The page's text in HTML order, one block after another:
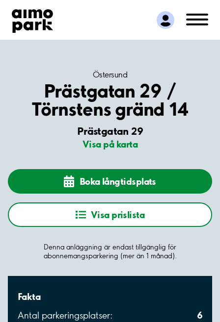
Hitta parkering
Samarbete
Kundservice
Östersund
Prästgatan 29 /
Törnstens gränd 14
Prästgatan 29
Visa på karta
Boka långtidsplats
Visa prislista
Denna anläggning är endast tillgänglig för
abonnemangsparkering (mer än 1 månad).
Fakta
Antal parkeringsplatser: 6